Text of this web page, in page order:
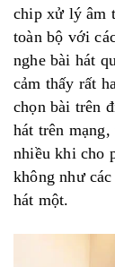
chip xử lý âm
toàn bộ với
nghe bài hát
cảm thấy rất
chọn bài trên
hát trên
nhiều khi cho
không như
hát một.